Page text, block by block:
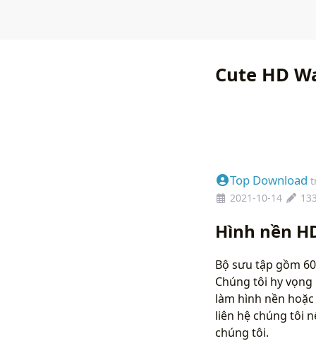
Cute HD
Top Download
2021-10-14
Hình nền
Bộ sưu tập gồm
Chúng tôi hy
làm hình nền
liên hệ chúng tôi
chúng tôi.